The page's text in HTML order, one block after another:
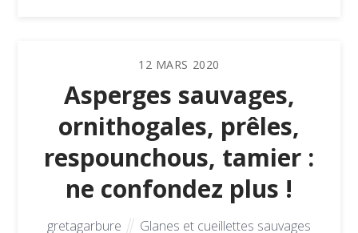
12 MARS 2020
Asperges sauvages,
ornithogales, prêles,
respounchous, tamier :
ne confondez plus !
gretagarbure Glanes et cueillettes sauvages